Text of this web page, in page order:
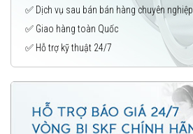
✅ Dịch vụ sau bán bán hàng chuyên nghiệp
✅ Giao hàng toàn Quốc
✅ Hỗ trợ kỹ thuật 24/7